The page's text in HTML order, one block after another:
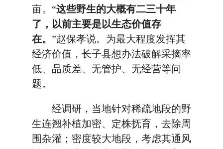
亩。“这些野生的大概有二三十年
了，以前主要是以生态价值存
在。 ”赵保孝说。为最大程度发挥其
经济价值，长子县想办法破解采摘率
低、品质差、无管护、无经营等问
题。
经调研，当地针对稀疏地段的野
生连翘补植加密、定株抚育，去除周
围杂灌；密度较大地段，考虑其通风